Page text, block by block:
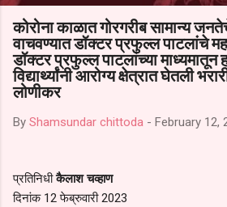
करण्यात यावी आणि सर्व पालकांच्या उपस्थितीत
फेरनिवडणूक घेण्यात यावी, अशी मागणी पालकांनी
जिल्हा शिक्षण अधिकारी (प्राथमिक), जालना तसेच
परतूर यांनाही पाठविण्यात आल्या असून प्रशासन
पालकांचे लक्ष लागले आहे. या न...
कोरोना काळात गोरगरीब सामान्य
वाचवण्यात डॉक्टर प्रफुल्ल पाटलांचे
डॉक्टर प्रफुल्ल पाटलांच्या माध्यमातून
विद्यार्थ्यांनी आरोग्य क्षेत्रात घेतली
लोणीकर
By Shamsundar chittoda - February 12,
प्रतिनिधीकैलाश चव्हाण
दिनांक 12 फेब्रुवारी 2023